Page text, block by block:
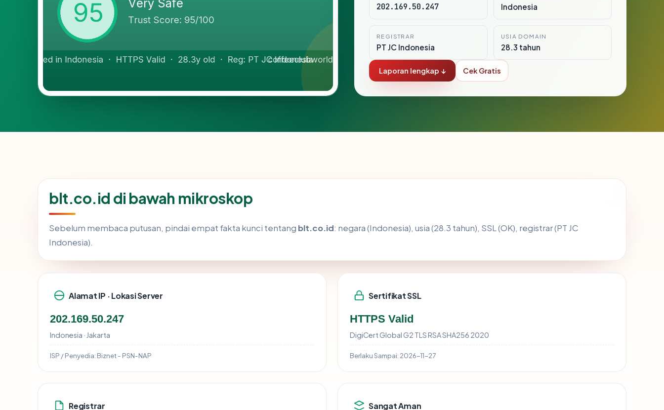
202.169.50.247 Indonesia
REGISTRAR
PT JC Indonesia
USIA DOMAIN
28.3 tahun
Laporan lengkap ↓ Cek Gratis
blt.co.id di bawah mikroskop
Sebelum membaca putusan, pindai empat fakta kunci tentang blt.co.id: negara (Indonesia), usia (28.3 tahun), SSL (OK), registrar (PT JC
Indonesia).
Alamat IP · Lokasi Server
202.169.50.247
Indonesia · Jakarta
ISP / Penyedia: Biznet - PSN-NAP
Sertifikat SSL
HTTPS Valid
DigiCert Global G2 TLS RSA SHA256 2020
Berlaku Sampai: 2026-11-27
Registrar Sangat Aman